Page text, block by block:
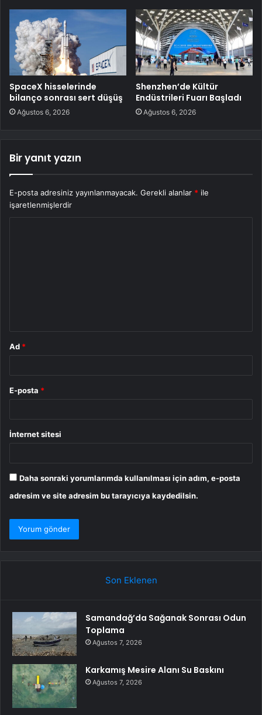
SpaceX hisselerinde
bilanço sonrası sert düşüş
Ağustos 6, 2026
Shenzhen’de Kültür
Endüstrileri Fuarı Başladı
Ağustos 6, 2026
Bir yanıt yazın
E-posta adresiniz yayınlanmayacak. Gerekli alanlar * ile
işaretlenmişlerdir
Ad *
E-posta *
İnternet sitesi
Daha sonraki yorumlarımda kullanılması için adım, e-posta
adresim ve site adresim bu tarayıcıya kaydedilsin.
Son Eklenen
Samandağ’da Sağanak Sonrası Odun
Toplama
Ağustos 7, 2026
Karkamış Mesire Alanı Su Baskını
Ağustos 7, 2026